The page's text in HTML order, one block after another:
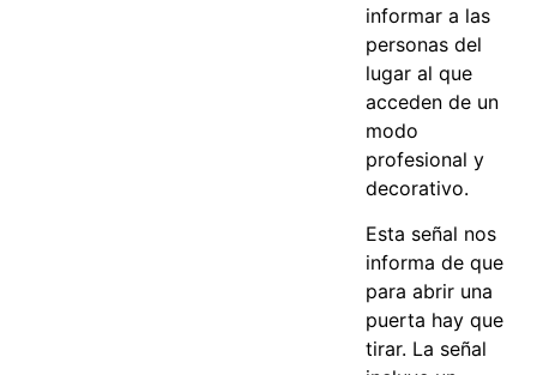
informar a las
personas del
lugar al que
acceden de un
modo
profesional y
decorativo.
Esta señal nos
informa de que
para abrir una
puerta hay que
tirar. La señal